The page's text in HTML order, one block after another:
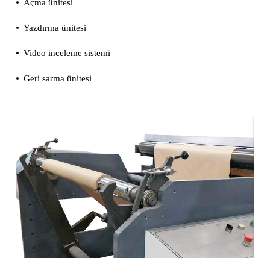
Açma ünitesi
Yazdırma ünitesi
Video inceleme sistemi
Geri sarma ünitesi